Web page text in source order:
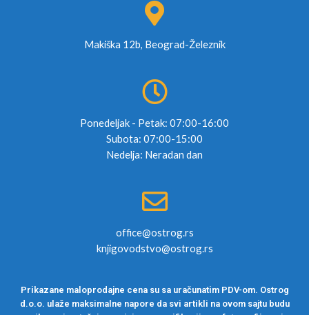
Makiška 12b, Beograd-Železnik
Ponedeljak - Petak: 07:00-16:00
Subota: 07:00-15:00
Nedelja: Neradan dan
office@ostrog.rs
knjigovodstvo@ostrog.rs
Prikazane maloprodajne cena su sa uračunatim PDV-om. Ostrog
d.o.o. ulaže maksimalne napore da svi artikli na ovom sajtu budu